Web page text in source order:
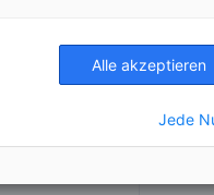
Alle akzeptieren
Jede